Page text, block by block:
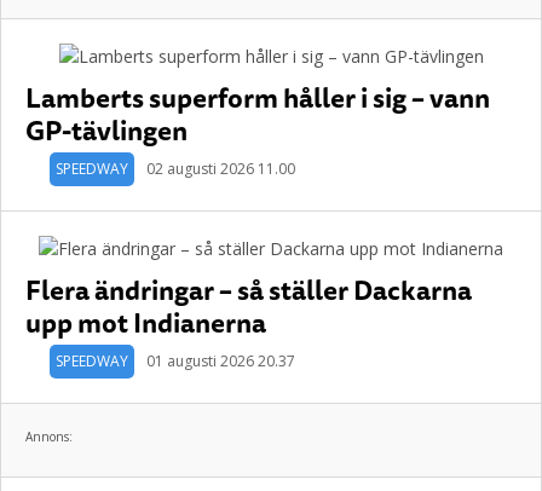
Lamberts superform håller i sig – vann
GP-tävlingen
SPEEDWAY 02 augusti 2026 11.00
Flera ändringar – så ställer Dackarna
upp mot Indianerna
SPEEDWAY 01 augusti 2026 20.37
Annons: